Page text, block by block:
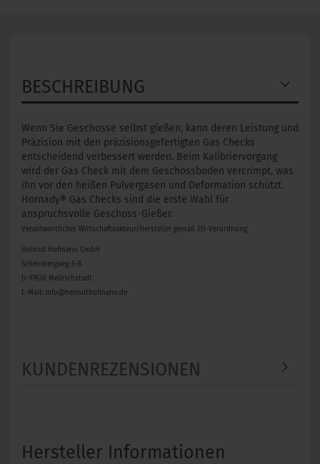
BESCHREIBUNG
Wenn Sie Geschosse selbst gießen, kann deren Leistung und
Präzision mit den präzisionsgefertigten Gas Checks
entscheidend verbessert werden. Beim Kalibriervorgang
wird der Gas Check mit dem Geschossboden vercrimpt, was
ihn vor den heißen Pulvergasen und Deformation schützt.
Hornady® Gas Checks sind die erste Wahl für
anspruchsvolle Geschoss-Gießer.
Verantwortlicher Wirtschaftsakteur/Hersteller gemäß EU-Verordnung
Helmut Hofmann GmbH
Scheinbergweg 6-8
D-97638 Mellrichstadt
E-Mail: info@helmuthofmann.de
KUNDENREZENSIONEN
Hersteller Informationen